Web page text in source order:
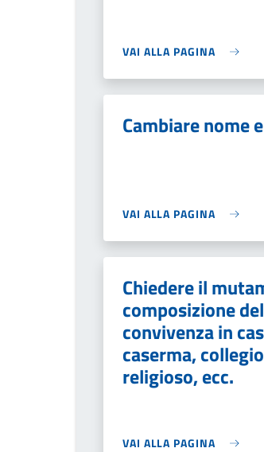
VAI ALLA PAGINA
Cambiare nome
VAI ALLA PAGINA
Chiedere il
composizione
convivenza in
caserma,
religioso, ecc.
VAI ALLA PAGINA